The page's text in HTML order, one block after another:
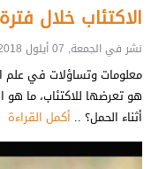
الاكتئاب خلال
نشر في الجمعة, 07 أيلول 2018
معلومات وتساؤلات في علم
هو تعرضها للاكتئاب، ما هو
أثناء الحمل؟ .. أكمل القراءة